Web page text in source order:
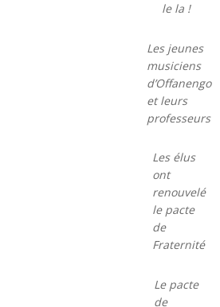
le la !
Les jeunes
musiciens
d’Offanengo
et leurs
professeurs
Les élus
ont
renouvelé
le pacte
de
Fraternité
Le pacte
de